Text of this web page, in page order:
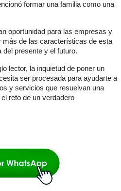
formar una familia como una
oportunidad para las empresas y
más de las características de esta
del presente y el futuro.
lector, la inquietud de poner un
ser procesada para ayudarte a
y servicios que resuelvan una
reto de un verdadero